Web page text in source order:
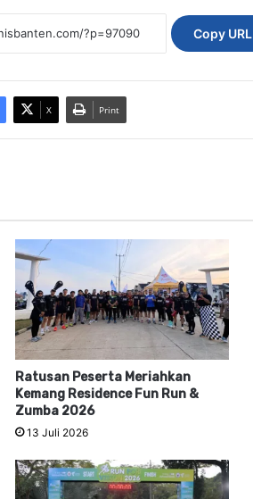
Copy URL
X Print
Ratusan Peserta Meriahkan
Kemang Residence Fun Run &
Zumba 2026
13 Juli 2026